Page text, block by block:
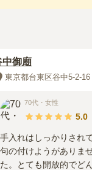
付の人たちは年
できる境内には桶
2019年6月回答
中御廟
東京都台東区谷中5-2-16
70代 ・ 女性
5.0
手入れはしっかりされ
句の付けようがありま
た。とても開放的でど